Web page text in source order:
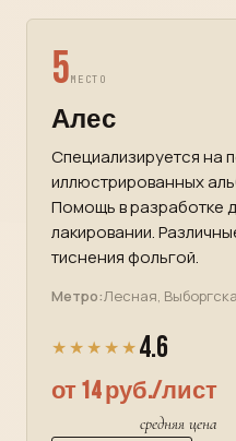
5МЕСТО
Алес
Специализируется на
иллюстрированных
Помощь в разработке
лакировании.
тиснения фольгой.
Метро:Лесная,
★★★★★ 4.6
от 14 руб./лист
средняя цена